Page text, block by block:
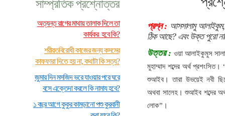
সাম্প্রতিক প্রশ্নোত্তর
অত্যন্ত রাগের মাথায় তালাক দিলে তা
কার্যকর হবে কি?
শরীয়তবিরোধী কাজের জন্য কসমের
কাফফারা দিতে হয় না, কথাটা কি সত্য?
জুমার দিন মসজিদ ভরে যাওয়ার পরে ঘরে
বসে এক্তেদা করলে কি নামায হবে?
১ বছর আগে কুকুর কামড়ানো পশু কুরবানী
প্রশ্ন : আসসালামু আলাইকুম,
ঠিক আছে? এবং উক্ত পুরো
উত্তর : ওয়া আলাইকুমুস
মুহাম্মাদ শব্দের অর্থ
শুআইব। তারা উভয়েই নবী
অথবা সালেহ। শুআইব শব্দের
লোক”।